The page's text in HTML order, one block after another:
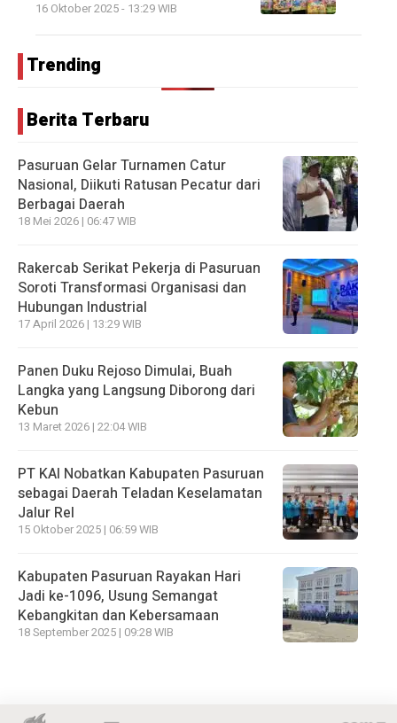
16 Oktober 2025 - 13:29 WIB
Trending
Berita Terbaru
Pasuruan Gelar Turnamen Catur
Nasional, Diikuti Ratusan Pecatur dari
Berbagai Daerah
18 Mei 2026 | 06:47 WIB
Rakercab Serikat Pekerja di Pasuruan
Soroti Transformasi Organisasi dan
Hubungan Industrial
17 April 2026 | 13:29 WIB
Panen Duku Rejoso Dimulai, Buah
Langka yang Langsung Diborong dari
Kebun
13 Maret 2026 | 22:04 WIB
PT KAI Nobatkan Kabupaten Pasuruan
sebagai Daerah Teladan Keselamatan
Jalur Rel
15 Oktober 2025 | 06:59 WIB
Kabupaten Pasuruan Rayakan Hari
Jadi ke-1096, Usung Semangat
Kebangkitan dan Kebersamaan
18 September 2025 | 09:28 WIB